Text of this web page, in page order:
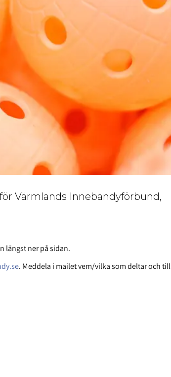
Värmlands Innebandyförbund,
längst ner på sidan.
. Meddela i mailet vem/vilka som deltar och till